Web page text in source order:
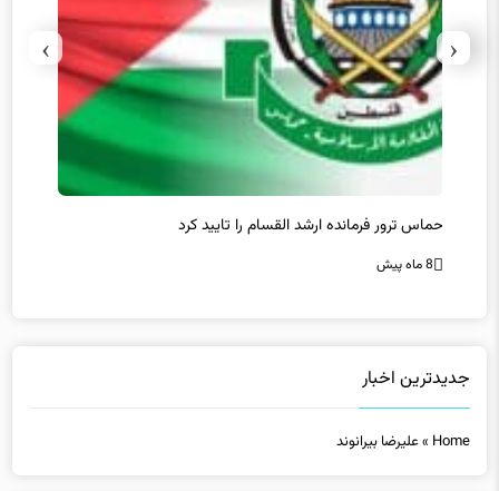
حماس ترور فرمانده ارشد القسام را تایید کرد
8 ماه پیش
‹
›
جدیدترین اخبار
Home
»علیرضا بیرانوند